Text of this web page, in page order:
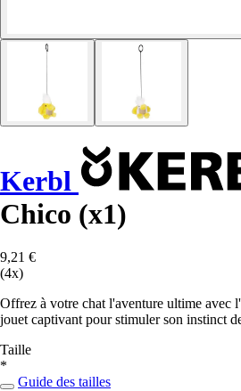
Kerbl
Chico (x1)
9,21 €
(4x)
Offrez à votre chat l'aventure ultime avec
jouet captivant pour stimuler son instinct
Taille
*
Guide des tailles